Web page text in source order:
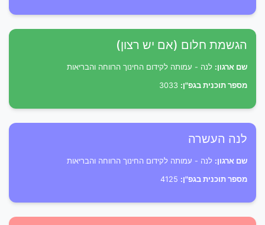
הגשמת חלום (אם יש רצון)
שם ארגון: לנה - עמותה לקידום החינוך הרווחה והבריאות
מספר תוכנית בגפ"ן:
לנה העשרה
שם ארגון: לנה - עמותה לקידום החינוך הרווחה והבריאות
מספר תוכנית בגפ"ן: